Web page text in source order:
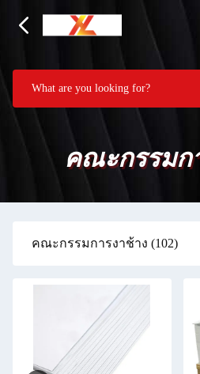
คณะกรรมก
คณะกรรมการงาช้าง (102)